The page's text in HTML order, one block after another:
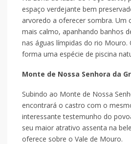
espaço verdejante bem
arvoredo a oferecer sombra. Um
mais calmo, apanhando banhos
nas águas límpidas do rio Mouro.
forma uma espécie de piscina
Monte de Nossa Senhora da
Subindo ao Monte de Nossa
encontrará o castro com o
interessante testemunho do
seu maior atrativo assenta na
oferece sobre o Vale de Mouro.